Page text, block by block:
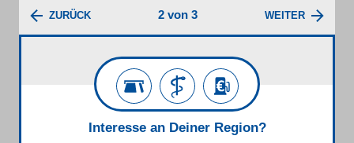
ZURÜCK 2 von 3 WEITER
Interesse an Deiner Region?